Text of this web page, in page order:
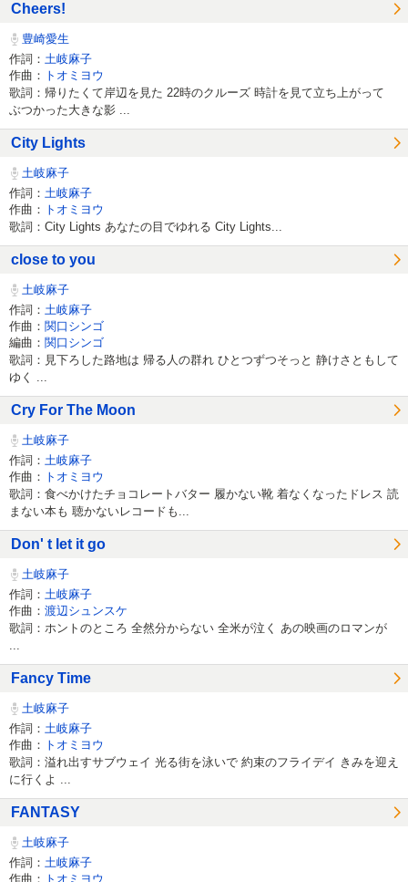
Cheers!
豊崎愛生
作詞： 土岐麻子
作曲：
トオミヨウ
歌詞：帰りたくて岸辺を見た 22時のクルーズ 時計を見て立ち上がって
ぶつかった大きな影 ...
City Lights
土岐麻子
作詞： 土岐麻子
作曲：
トオミヨウ
歌詞：City Lights あなたの目でゆれる City Lights...
close to you
土岐麻子
作詞： 土岐麻子
作曲： 関口シンゴ
編曲： 関口シンゴ
歌詞：見下ろした路地は 帰る人の群れ ひとつずつそっと 静けさともして
ゆく ...
Cry For The Moon
土岐麻子
作詞： 土岐麻子
作曲：
トオミヨウ
歌詞：食べかけたチョコレートバター 履かない靴 着なくなったドレス 読
まない本も 聴かないレコードも...
Don' t let it go
土岐麻子
作詞： 土岐麻子
作曲： 渡辺シュンスケ
歌詞：ホントのところ 全然分からない 全米が泣く あの映画のロマンが
Fancy Time
土岐麻子
作詞： 土岐麻子
作曲：
トオミヨウ
歌詞：溢れ出すサブウェイ 光る街を泳いで 約束のフライデイ きみを迎え
に行くよ ...
FANTASY
土岐麻子
作詞： 土岐麻子
作曲：
トオミヨウ